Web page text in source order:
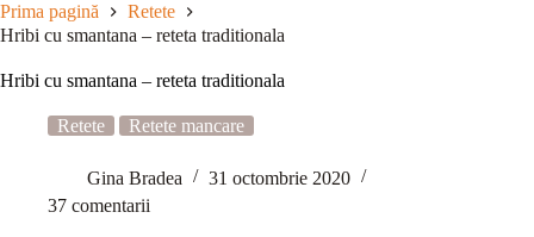
Prima pagină
Retete
Hribi cu smantana – reteta traditionala
Hribi cu smantana – reteta traditionala
Retete Retete mancare
Gina Bradea
31 octombrie 2020
37 comentarii